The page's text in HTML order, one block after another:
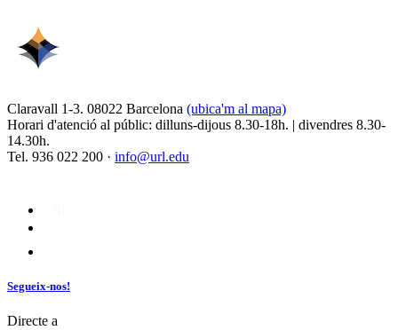
Claravall 1-3. 08022 Barcelona (ubica'm al mapa)
Horari d'atenció al públic: dilluns-dijous 8.30-18h. | divendres 8.30-
14.30h.
Tel. 936 022 200 · info@url.edu
Segueix-nos!
Directe a